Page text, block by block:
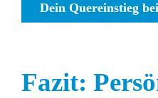
Dein Quereinstieg
Fazit: